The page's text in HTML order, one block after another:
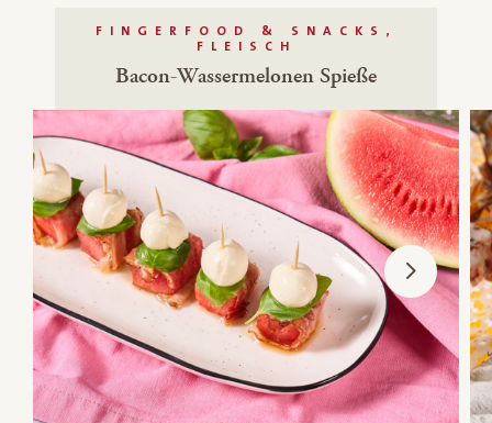
FINGERFOOD & SNACKS,
FLEISCH
Bacon-Wassermelonen Spieße